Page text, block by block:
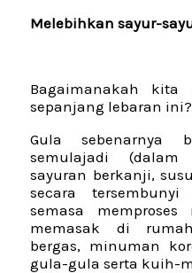
Melebihkan sayur-
Bagaimanakah
sepanjang lebaran ini?
Gula sebenarnya
semulajadi (dalam
sayuran berkanji,
secara
semasa
memasak di
bergas, minuman
gula-gula serta kuih-